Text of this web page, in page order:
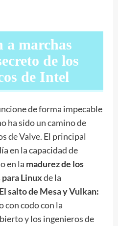
a marchas
de los
de Intel
de forma impecable
ha sido un camino de
de Valve. El principal
en la capacidad de
en la madurez de los
Linuxde la
El salto de Mesa y Vulkan:
con codo con la
y los ingenieros de